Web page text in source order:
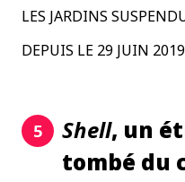
LES JARDINS
DEPUIS LE 29 JUIN 2019
5 Shell, un
tombé du